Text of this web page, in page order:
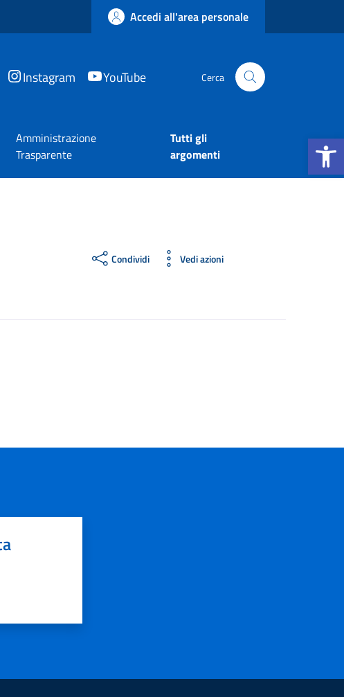
Apri la
Accedi all'area personale
Instagram YouTube Cerca
Amministrazione
Trasparente
Tutti gli
argomenti
Condividi Vedi azioni